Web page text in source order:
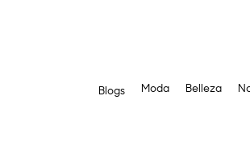
Blogs Moda Belleza